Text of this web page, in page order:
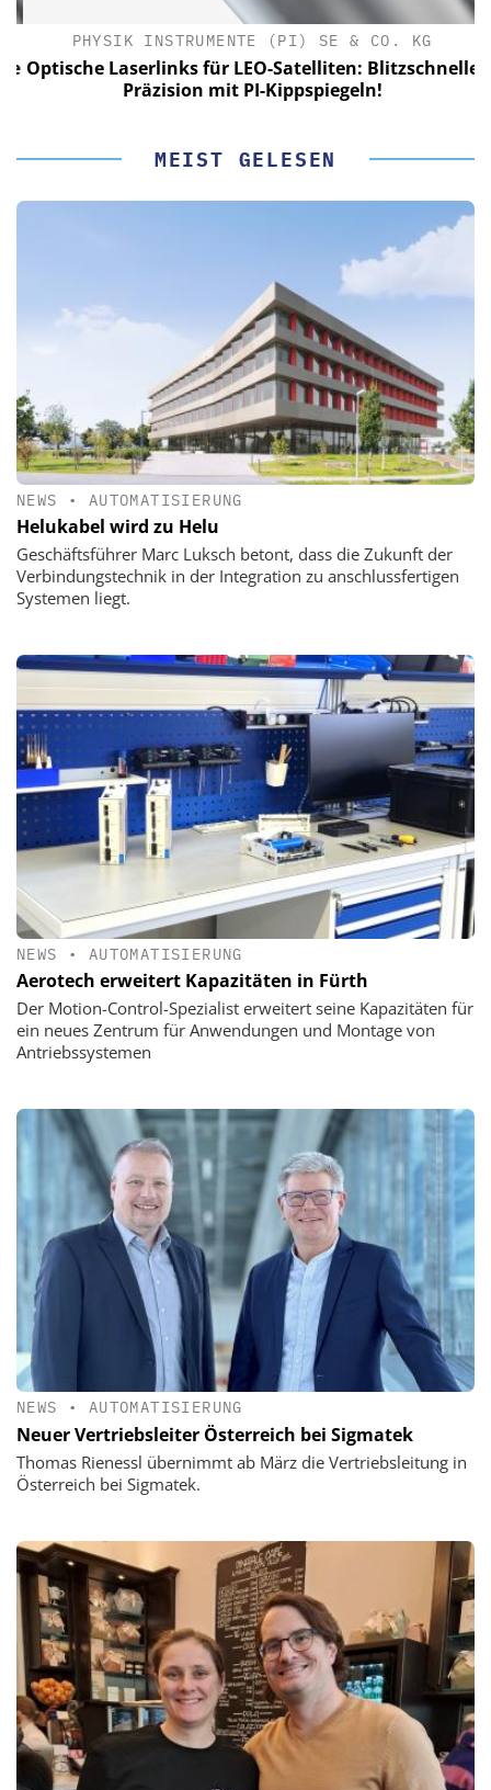
PHYSIK INSTRUMENTE (PI) SE & CO. KG
Optische Laserlinks für LEO-Satelliten: Blitzschnelle
Präzision mit PI-Kippspiegeln!
MEIST GELESEN
NEWS • AUTOMATISIERUNG
Helukabel wird zu Helu
Geschäftsführer Marc Luksch betont, dass die Zukunft der
Verbindungstechnik in der Integration zu anschlussfertigen
Systemen liegt.
NEWS • AUTOMATISIERUNG
Aerotech erweitert Kapazitäten in Fürth
Der Motion-Control-Spezialist erweitert seine Kapazitäten für
ein neues Zentrum für Anwendungen und Montage von
Antriebssystemen
NEWS • AUTOMATISIERUNG
Neuer Vertriebsleiter Österreich bei Sigmatek
Thomas Rienessl übernimmt ab März die Vertriebsleitung in
Österreich bei Sigmatek.